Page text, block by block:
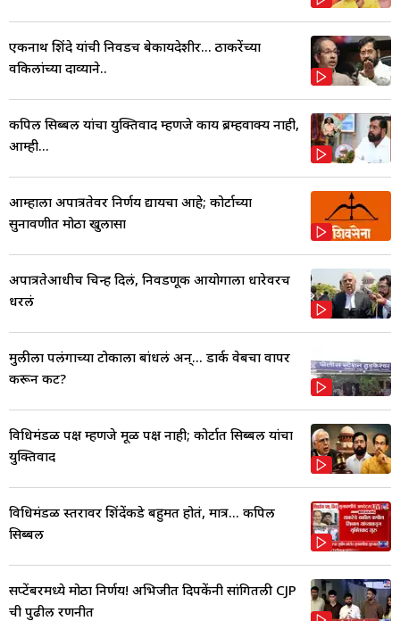
एकनाथ शिंदे यांची निवडच बेकायदेशीर... ठाकरेंच्या
वकिलांच्या दाव्याने..
कपिल सिब्बल यांचा युक्तिवाद म्हणजे काय ब्रम्हवाक्य नाही,
आम्ही...
आम्हाला अपात्रतेवर निर्णय द्यायचा आहे; कोर्टाच्या
सुनावणीत मोठा खुलासा
अपात्रतेआधीच चिन्ह दिलं, निवडणूक आयोगाला धारेवरच
धरलं
मुलीला पलंगाच्या टोकाला बांधलं अन्... डार्क वेबचा वापर
करून कट?
विधिमंडळ पक्ष म्हणजे मूळ पक्ष नाही; कोर्टात सिब्बल यांचा
युक्तिवाद
विधिमंडळ स्तरावर शिंदेंकडे बहुमत होतं, मात्र... कपिल
सिब्बल
सप्टेंबरमध्ये मोठा निर्णय! अभिजीत दिपकेंनी सांगितली CJP
ची पुढील रणनीत